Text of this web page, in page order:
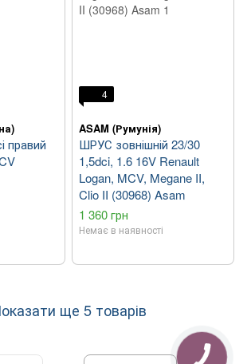
правий
4
ASAM (Румунія)
ШРУС зовнішній 23/30
1,5dci, 1.6 16V Renault
Logan, MCV, Megane II,
Clio II (30968) Asam
1 360 грн
Немає в наявності
ще 5 товарів